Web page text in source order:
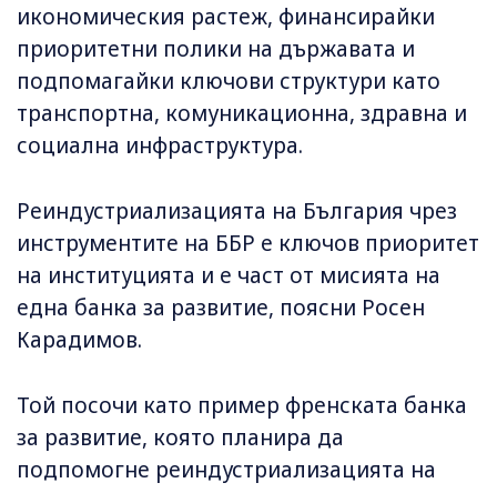
икономическия растеж, финансирайки
приоритетни полики на държавата и
подпомагайки ключови структури като
транспортна, комуникационна, здравна и
социална инфраструктура.
Реиндустриализацията на България чрез
инструментите на ББР е ключов приоритет
на институцията и е част от мисията на
една банка за развитие, поясни Росен
Карадимов.
Той посочи като пример френската банка
за развитие, която планира да
подпомогне реиндустриализацията на